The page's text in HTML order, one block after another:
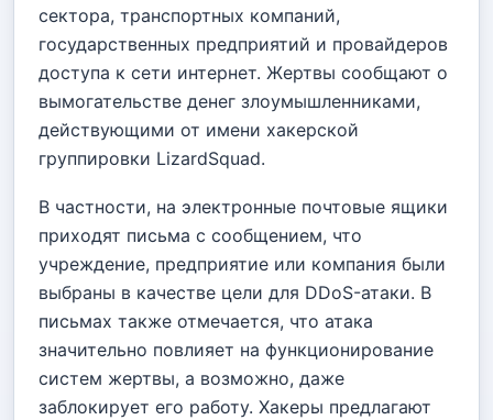
сектора, транспортных компаний,
государственных предприятий и провайдеров
доступа к сети интернет. Жертвы сообщают о
вымогательстве денег злоумышленниками,
действующими от имени хакерской
группировки LizardSquad.
В частности, на электронные почтовые ящики
приходят письма с сообщением, что
учреждение, предприятие или компания были
выбраны в качестве цели для DDoS-атаки. В
письмах также отмечается, что атака
значительно повлияет на функционирование
систем жертвы, а возможно, даже
заблокирует его работу. Хакеры предлагают